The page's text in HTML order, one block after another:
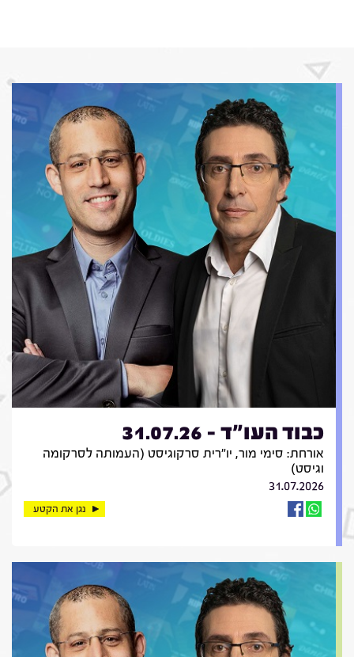
כבוד העו"ד - 31.07.26
אורחת: סימי מור, יו"רית סרקוגיסט (העמותה לסרקומה
וגיסט)
31.07.2026
נגן את הקטע